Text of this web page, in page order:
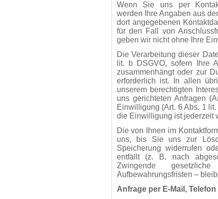
Wenn Sie uns per
werden Ihre Angaben aus
dort angegebenen
für den Fall von
geben wir nicht ohne Ihre
Die Verarbeitung dieser
lit. b DSGVO, sofern Ihre
zusammenhängt oder zur
erforderlich ist. In allen
unserem berechtigten
uns gerichteten Anfragen
Einwilligung (Art. 6 Abs. 1
die Einwilligung ist jederzeit
Die von Ihnen im
uns, bis Sie uns zur
Speicherung widerrufen
entfällt (z. B. nach
Zwingende
Aufbewahrungsfristen –
Anfrage per E-Mail,